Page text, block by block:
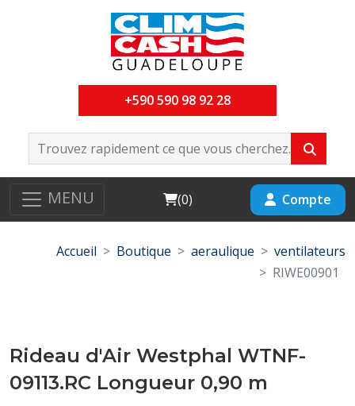
+590 590 98 92 28
MENU Cart
(0) Compte
Accueil Boutique aeraulique
ventilateurs
RIWE00901
Rideau d'Air Westphal WTNF-
09113.RC Longueur 0,90 m